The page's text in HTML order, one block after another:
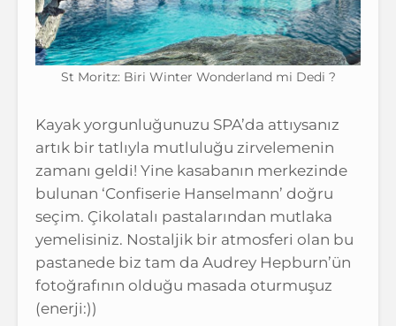
St Moritz: Biri Winter Wonderland mi Dedi ?
Kayak yorgunluğunuzu SPA’da attıysanız
artık bir tatlıyla mutluluğu zirvelemenin
zamanı geldi! Yine kasabanın merkezinde
bulunan ‘Confiserie Hanselmann’ doğru
seçim. Çikolatalı pastalarından mutlaka
yemelisiniz. Nostaljik bir atmosferi olan bu
pastanede biz tam da Audrey Hepburn’ün
fotoğrafının olduğu masada oturmuşuz
(enerji:))